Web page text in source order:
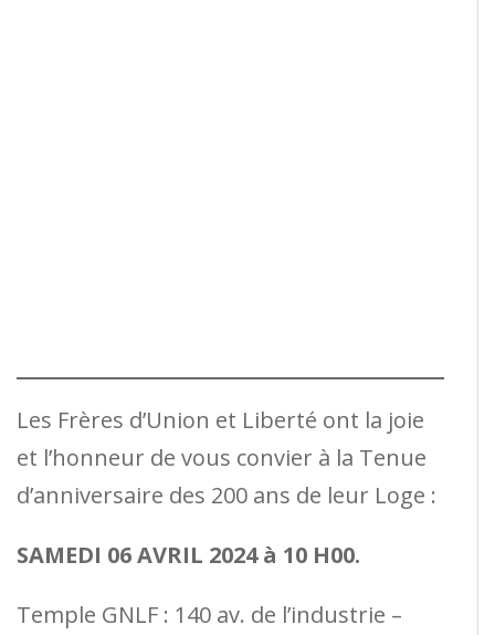
Les Frères d’Union et Liberté ont la joie
et l’honneur de vous convier à la Tenue
d’anniversaire des 200 ans de leur Loge :
SAMEDI 06 AVRIL 2024 à 10 H00.
Temple GNLF : 140 av. de l’industrie –